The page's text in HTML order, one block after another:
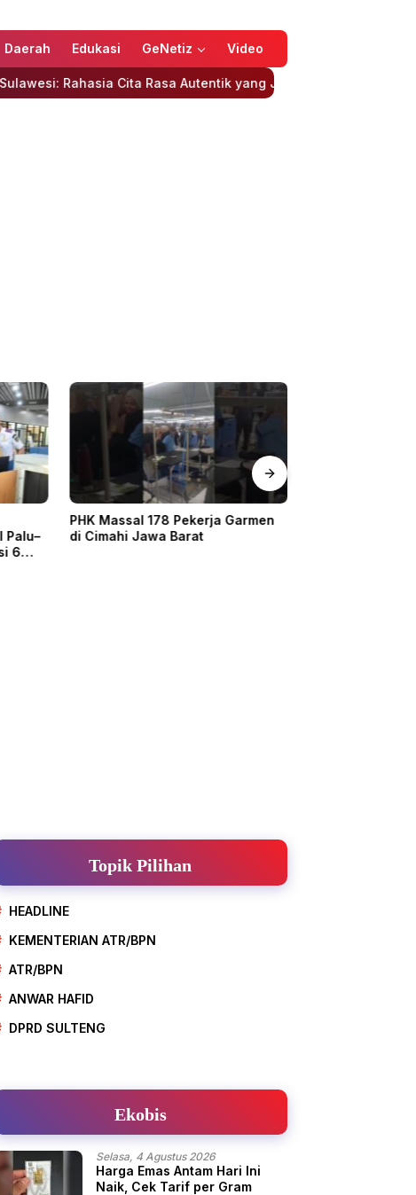
Daerah Edukasi GeNetiz Video
Rasa Autentik yang Jarang Diungkap
Palu–
6
PHK Massal 178 Pekerja Garmen
di Cimahi Jawa Barat
Topik Pilihan
HEADLINE
KEMENTERIAN ATR/BPN
ATR/BPN
ANWAR HAFID
DPRD SULTENG
Ekobis
Selasa, 4 Agustus 2026
Harga Emas Antam Hari Ini
Naik, Cek Tarif per Gram